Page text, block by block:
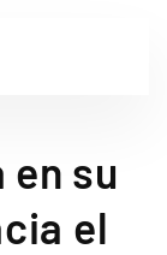
en su
el